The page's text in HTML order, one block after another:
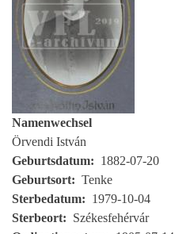
Namenwechsel
Örvendi István
Geburtsdatum
1882-07-20
Geburtsort
Tenke
Sterbedatum
1979-10-04
Sterbeort
Székesfehérvár